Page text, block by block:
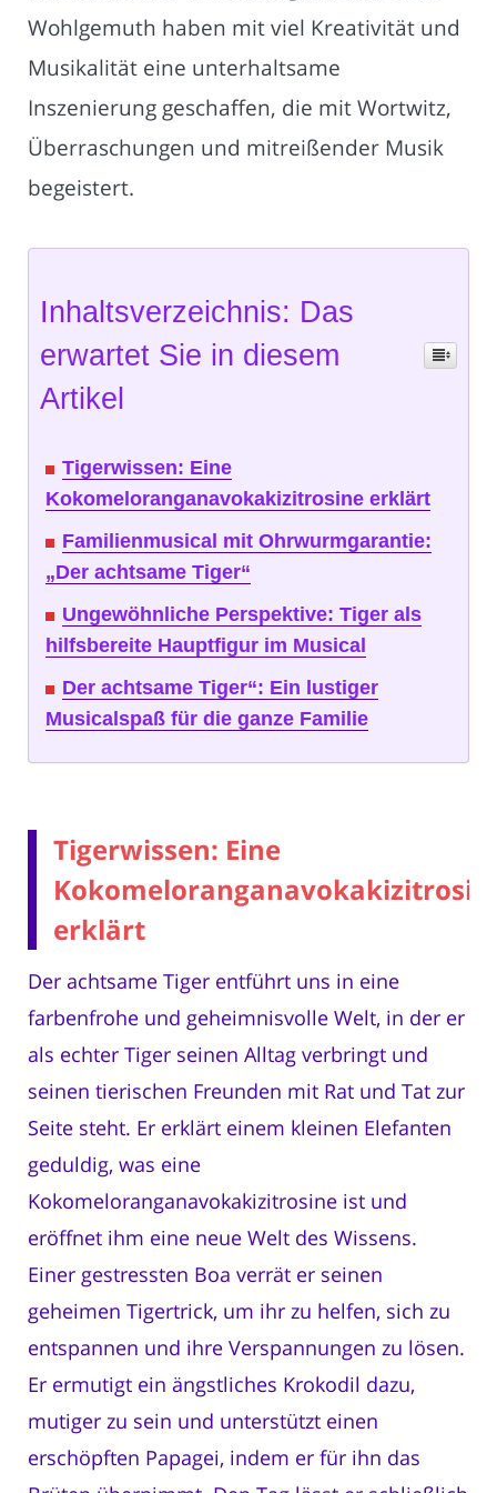
Wohlgemuth haben mit viel Kreativität und
Musikalität eine unterhaltsame
Inszenierung geschaffen, die mit Wortwitz,
Überraschungen und mitreißender Musik
begeistert.
Inhaltsverzeichnis: Das
erwartet Sie in diesem
Artikel
Tigerwissen: Eine
Kokomeloranganavokakizitrosine erklärt
Familienmusical mit Ohrwurmgarantie:
„Der achtsame Tiger“
Ungewöhnliche Perspektive: Tiger als
hilfsbereite Hauptfigur im Musical
Der achtsame Tiger“: Ein lustiger
Musicalspaß für die ganze Familie
Tigerwissen: Eine
erklärt
Der achtsame Tiger entführt uns in eine
farbenfrohe und geheimnisvolle Welt, in der er
als echter Tiger seinen Alltag verbringt und
seinen tierischen Freunden mit Rat und Tat zur
Seite steht. Er erklärt einem kleinen Elefanten
geduldig, was eine
Kokomeloranganavokakizitrosine ist und
eröffnet ihm eine neue Welt des Wissens.
Einer gestressten Boa verrät er seinen
geheimen Tigertrick, um ihr zu helfen, sich zu
entspannen und ihre Verspannungen zu lösen.
Er ermutigt ein ängstliches Krokodil dazu,
mutiger zu sein und unterstützt einen
erschöpften Papagei, indem er für ihn das